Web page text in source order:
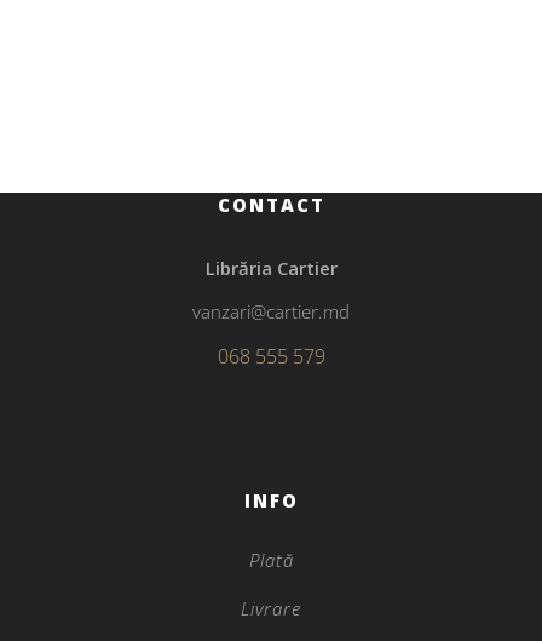
CONTACT
Librăria Cartier
vanzari@cartier.md
068 555 579
INFO
Plată
Livrare